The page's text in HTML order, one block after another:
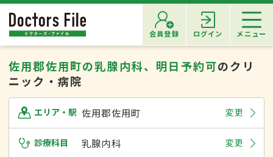
会員登録 ログイン メニュー
佐用郡佐用町の乳腺内科、明日予約可のクリ
ニック・病院
エリア・駅 佐用郡佐用町 変更
診療科目 乳腺内科 変更